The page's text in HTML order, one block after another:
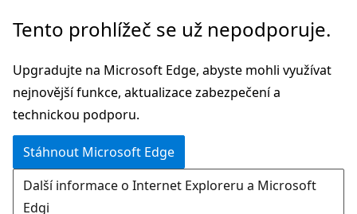
Přeskočit
hlavní
obsah
Tento prohlížeč se už nepodporuje.
Upgradujte na Microsoft Edge, abyste mohli využívat
nejnovější funkce, aktualizace zabezpečení a
technickou podporu.
Stáhnout Microsoft Edge
Další informace o Internet Exploreru a Microsoft
Edgi
výsledků: